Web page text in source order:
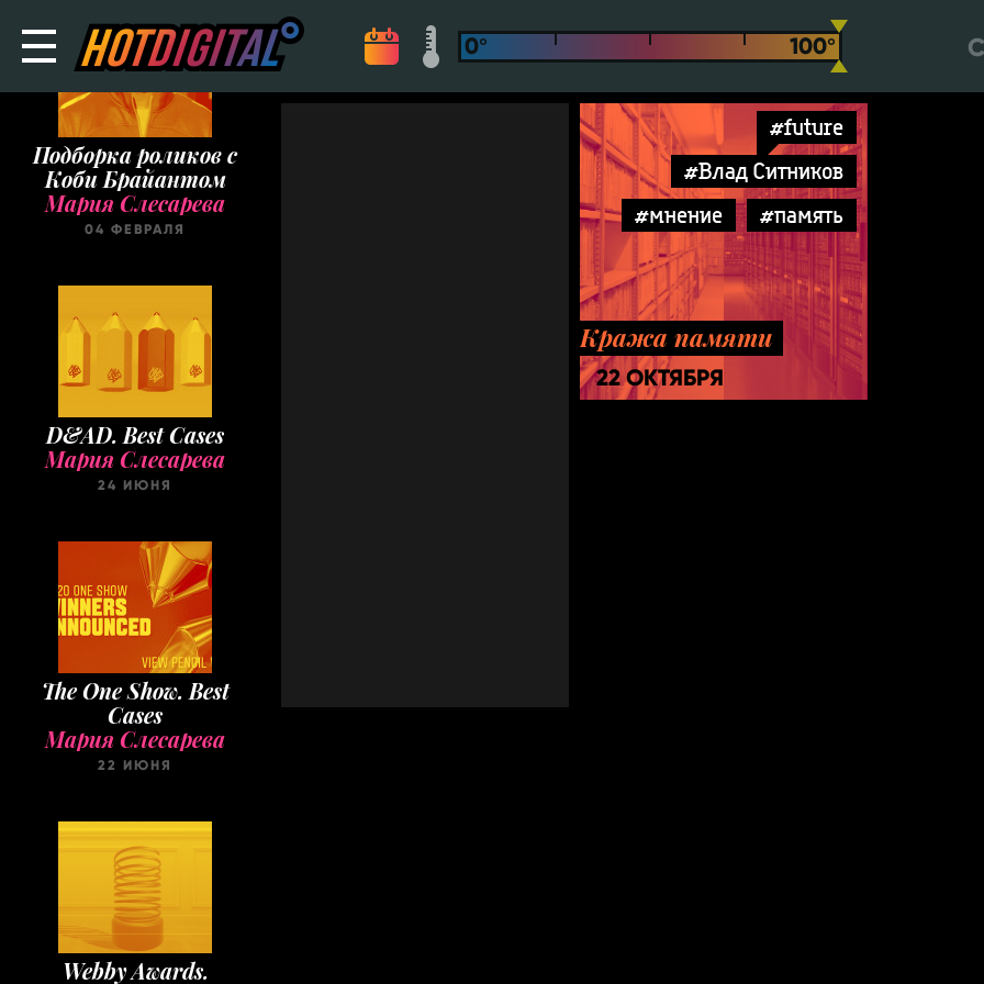
Подборка роликов с
Коби Брайантом
Мария Слесарева
04 ФЕВРАЛЯ
D&AD. Best Cases
Мария Слесарева
24 ИЮНЯ
The One Show. Best
Cases
Мария Слесарева
22 ИЮНЯ
Webby Awards.
#future
#Влад Ситников
#мнение
#память
Кража памяти
22 ОКТЯБРЯ